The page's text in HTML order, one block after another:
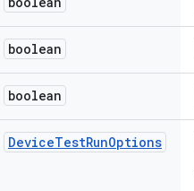
boolean
boolean
DeviceTestRunOptions